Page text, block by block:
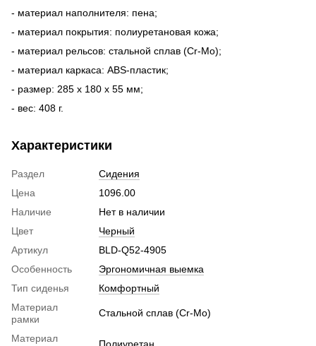
- материал наполнителя: пена;
- материал покрытия: полиуретановая кожа;
- материал рельсов: стальной сплав (Cr-Mo);
- материал каркаса: ABS-пластик;
- размер: 285 x 180 x 55 мм;
- вес: 408 г.
Характеристики
Раздел
Сидения
Цена
1096.00
Наличие
Нет в наличии
Цвет
Черный
Артикул
BLD-Q52-4905
Особенность
Эргономичная выемка
Тип сиденья
Комфортный
Материал
рамки
Стальной сплав (Cr-Mo)
Материал
Полиуретан